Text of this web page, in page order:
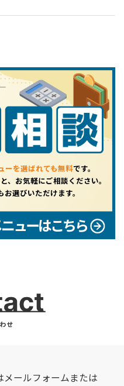
ーを選ばれても無料です。
、お気軽にご相談ください。
お選びいただけます。
ューはこちら
ールフォームまたは